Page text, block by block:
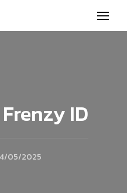
ID
05/2025